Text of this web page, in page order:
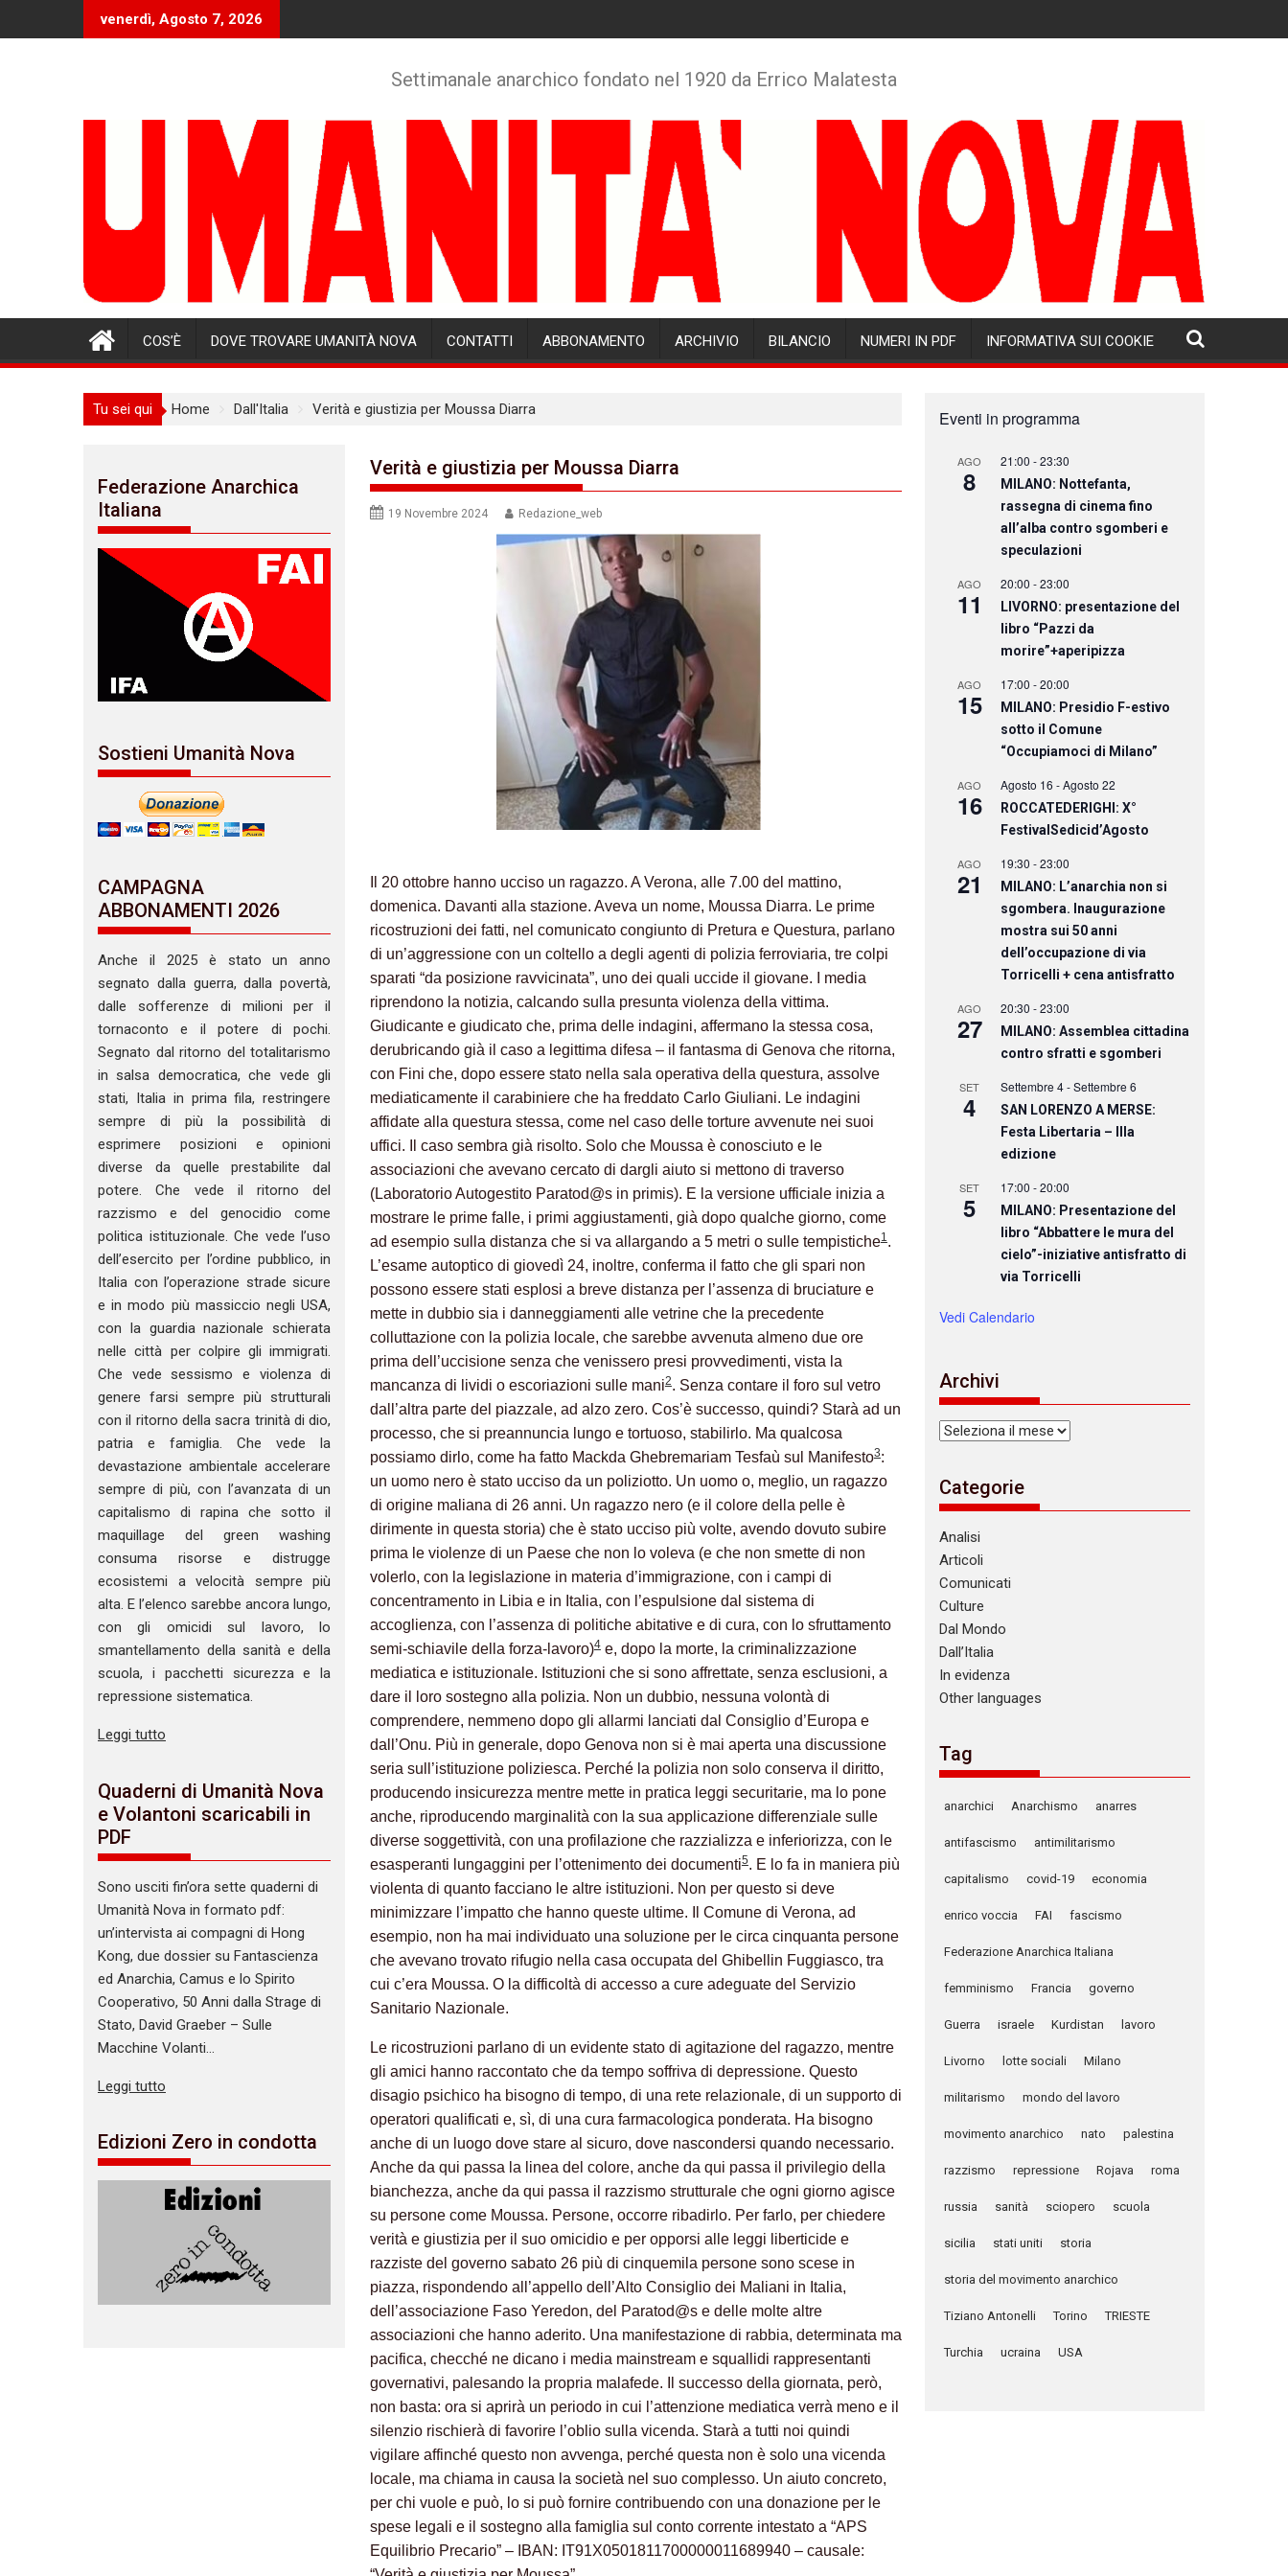
venerdì, Agosto 7, 2026
Settimanale anarchico fondato nel 1920 da Errico Malatesta
COS’È DOVE TROVARE UMANITÀ NOVA CONTATTI ABBONAMENTO ARCHIVIO BILANCIO NUMERI IN PDF INFORMATIVA SUI COOKIE
Tu sei qui Home Dall'Italia Verità e giustizia per Moussa Diarra
Verità e giustizia per Moussa Diarra
19 Novembre 2024 Redazione_web
Il 20 ottobre hanno ucciso un ragazzo. A Verona, alle 7.00 del mattino,
domenica. Davanti alla stazione. Aveva un nome, Moussa Diarra. Le prime
ricostruzioni dei fatti, nel comunicato congiunto di Pretura e Questura, parlano
di un’aggressione con un coltello a degli agenti di polizia ferroviaria, tre colpi
sparati “da posizione ravvicinata”, uno dei quali uccide il giovane. I media
riprendono la notizia, calcando sulla presunta violenza della vittima.
Giudicante e giudicato che, prima delle indagini, affermano la stessa cosa,
derubricando già il caso a legittima difesa – il fantasma di Genova che ritorna,
con Fini che, dopo essere stato nella sala operativa della questura, assolve
mediaticamente il carabiniere che ha freddato Carlo Giuliani. Le indagini
affidate alla questura stessa, come nel caso delle torture avvenute nei suoi
uffici. Il caso sembra già risolto. Solo che Moussa è conosciuto e le
associazioni che avevano cercato di dargli aiuto si mettono di traverso
(Laboratorio Autogestito Paratod@s in primis). E la versione ufficiale inizia a
mostrare le prime falle, i primi aggiustamenti, già dopo qualche giorno, come
ad esempio sulla distanza che si va allargando a 5 metri o sulle tempistiche1.
L’esame autoptico di giovedì 24, inoltre, conferma il fatto che gli spari non
possono essere stati esplosi a breve distanza per l’assenza di bruciature e
mette in dubbio sia i danneggiamenti alle vetrine che la precedente
colluttazione con la polizia locale, che sarebbe avvenuta almeno due ore
prima dell’uccisione senza che venissero presi provvedimenti, vista la
mancanza di lividi o escoriazioni sulle mani2. Senza contare il foro sul vetro
dall’altra parte del piazzale, ad alzo zero. Cos’è successo, quindi? Starà ad un
processo, che si preannuncia lungo e tortuoso, stabilirlo. Ma qualcosa
possiamo dirlo, come ha fatto Mackda Ghebremariam Tesfaù sul Manifesto3:
un uomo nero è stato ucciso da un poliziotto. Un uomo o, meglio, un ragazzo
di origine maliana di 26 anni. Un ragazzo nero (e il colore della pelle è
dirimente in questa storia) che è stato ucciso più volte, avendo dovuto subire
prima le violenze di un Paese che non lo voleva (e che non smette di non
volerlo, con la legislazione in materia d’immigrazione, con i campi di
concentramento in Libia e in Italia, con l’espulsione dal sistema di
accoglienza, con l’assenza di politiche abitative e di cura, con lo sfruttamento
semi-schiavile della forza-lavoro)4e, dopo la morte, la criminalizzazione
mediatica e istituzionale. Istituzioni che si sono affrettate, senza esclusioni, a
dare il loro sostegno alla polizia. Non un dubbio, nessuna volontà di
comprendere, nemmeno dopo gli allarmi lanciati dal Consiglio d’Europa e
dall’Onu. Più in generale, dopo Genova non si è mai aperta una discussione
seria sull’istituzione poliziesca. Perché la polizia non solo conserva il diritto,
producendo insicurezza mentre mette in pratica leggi securitarie, ma lo pone
anche, riproducendo marginalità con la sua applicazione differenziale sulle
diverse soggettività, con una profilazione che razzializza e inferiorizza, con le
esasperanti lungaggini per l’ottenimento dei documenti5. E lo fa in maniera più
violenta di quanto facciano le altre istituzioni. Non per questo si deve
minimizzare l’impatto che hanno queste ultime. Il Comune di Verona, ad
esempio, non ha mai individuato una soluzione per le circa cinquanta persone
che avevano trovato rifugio nella casa occupata del Ghibellin Fuggiasco, tra
cui c’era Moussa. O la difficoltà di accesso a cure adeguate del Servizio
Sanitario Nazionale.
Le ricostruzioni parlano di un evidente stato di agitazione del ragazzo, mentre
gli amici hanno raccontato che da tempo soffriva di depressione. Questo
disagio psichico ha bisogno di tempo, di una rete relazionale, di un supporto di
operatori qualificati e, sì, di una cura farmacologica ponderata. Ha bisogno
anche di un luogo dove stare al sicuro, dove nascondersi quando necessario.
Anche da qui passa la linea del colore, anche da qui passa il privilegio della
bianchezza, anche da qui passa il razzismo strutturale che ogni giorno agisce
su persone come Moussa. Persone, occorre ribadirlo. Per farlo, per chiedere
verità e giustizia per il suo omicidio e per opporsi alle leggi liberticide e
razziste del governo sabato 26 più di cinquemila persone sono scese in
piazza, rispondendo all’appello dell’Alto Consiglio dei Maliani in Italia,
dell’associazione Faso Yeredon, del Paratod@s e delle molte altre
associazioni che hanno aderito. Una manifestazione di rabbia, determinata ma
pacifica, checché ne dicano i media mainstream e squallidi rappresentanti
governativi, palesando la propria malafede. Il successo della giornata, però,
non basta: ora si aprirà un periodo in cui l’attenzione mediatica verrà meno e il
silenzio rischierà di favorire l’oblio sulla vicenda. Starà a tutti noi quindi
vigilare affinché questo non avvenga, perché questa non è solo una vicenda
locale, ma chiama in causa la società nel suo complesso. Un aiuto concreto,
per chi vuole e può, lo si può fornire contribuendo con una donazione per le
spese legali e il sostegno alla famiglia sul conto corrente intestato a “APS
Equilibrio Precario” – IBAN: IT91X0501811700000011689940 – causale:
Federazione Anarchica
Italiana
Sostieni Umanità Nova
CAMPAGNA
ABBONAMENTI 2026
Anche il 2025 è stato un anno
segnato dalla guerra, dalla povertà,
dalle sofferenze di milioni per il
tornaconto e il potere di pochi.
Segnato dal ritorno del totalitarismo
in salsa democratica, che vede gli
stati, Italia in prima fila, restringere
sempre di più la possibilità di
esprimere posizioni e opinioni
diverse da quelle prestabilite dal
potere. Che vede il ritorno del
razzismo e del genocidio come
politica istituzionale. Che vede l’uso
dell’esercito per l’ordine pubblico, in
Italia con l’operazione strade sicure
e in modo più massiccio negli USA,
con la guardia nazionale schierata
nelle città per colpire gli immigrati.
Che vede sessismo e violenza di
genere farsi sempre più strutturali
con il ritorno della sacra trinità di dio,
patria e famiglia. Che vede la
devastazione ambientale accelerare
sempre di più, con l’avanzata di un
capitalismo di rapina che sotto il
maquillage del green washing
consuma risorse e distrugge
ecosistemi a velocità sempre più
alta. E l’elenco sarebbe ancora lungo,
con gli omicidi sul lavoro, lo
smantellamento della sanità e della
scuola, i pacchetti sicurezza e la
repressione sistematica.
Leggi tutto
Quaderni di Umanità Nova
e Volantoni scaricabili in
PDF
Sono usciti fin’ora sette quaderni di
Umanità Nova in formato pdf:
un’intervista ai compagni di Hong
Kong, due dossier su Fantascienza
ed Anarchia, Camus e lo Spirito
Cooperativo, 50 Anni dalla Strage di
Stato, David Graeber – Sulle
Macchine Volanti…
Leggi tutto
Edizioni Zero in condotta
Eventi in programma
AGO
8
21:00 -23:30
MILANO: Nottefanta,
rassegna di cinema fino
all’alba contro sgomberi e
speculazioni
AGO
11
20:00 -23:00
LIVORNO: presentazione del
libro “Pazzi da
morire”+aperipizza
AGO
15
17:00 -20:00
MILANO: Presidio F-estivo
sotto il Comune
“Occupiamoci di Milano”
AGO
16
Agosto 16 -Agosto 22
ROCCATEDERIGHI: X°
FestivalSedicid’Agosto
AGO
21
19:30 -23:00
MILANO: L’anarchia non si
sgombera. Inaugurazione
mostra sui 50 anni
dell’occupazione di via
Torricelli + cena antisfratto
AGO
27
20:30 -23:00
MILANO: Assemblea cittadina
contro sfratti e sgomberi
SET
4
Settembre 4-Settembre 6
SAN LORENZO A MERSE:
Festa Libertaria – IIIa
edizione
SET
5
17:00 -20:00
MILANO: Presentazione del
libro “Abbattere le mura del
cielo”-iniziative antisfratto di
via Torricelli
Vedi Calendario
Archivi
Archivi
Categorie
Analisi
Articoli
Comunicati
Culture
Dal Mondo
Dall’Italia
In evidenza
Other languages
Tag
anarchici Anarchismo anarres
antifascismo antimilitarismo
capitalismo covid-19 economia
enrico voccia FAI fascismo
Federazione Anarchica Italiana
femminismo Francia governo
Guerra israele Kurdistan lavoro
Livorno lotte sociali Milano
militarismo mondo del lavoro
movimento anarchico nato palestina
razzismo repressione Rojava roma
russia sanità sciopero scuola
sicilia stati uniti storia
storia del movimento anarchico
Tiziano Antonelli Torino TRIESTE
Turchia ucraina USA